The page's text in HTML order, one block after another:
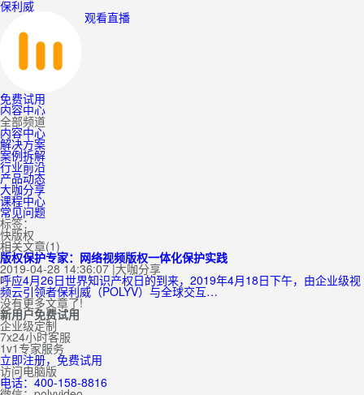
保利威
观看直播
免费试用
内容中心
全部频道
内容中心
解决方案
案例拆解
行业前沿
产品动态
大咖分享
课程中心
常见问题
标签：
快版权
相关文章(1)
版权保护专家：网络视频版权一体化保护实践
2019-04-28 14:36:07 |大咖分享
呼应4月26日世界知识产权日的到来，2019年4月18日下午，由企业级视
频云引领者保利威（POLYV）与全球交互…
没有更多文章了!
新用户免费试用
企业级定制
7x24小时客服
1v1专家服务
立即注册，免费试用
访问电脑版
电话：400-158-8816